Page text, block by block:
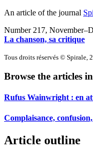
An article of the journal
Number 217,
La chanson, sa critique
Tous droits réservés © Spirale,
Browse the articles
Rufus Wainwright : en
Complaisance,
Article outline